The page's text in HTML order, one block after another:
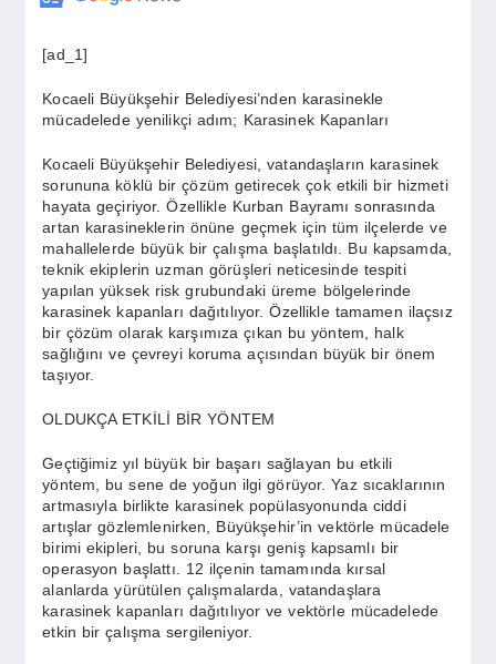
SAĞLIK
SPOR
YAŞAM
[ad_1]
Kocaeli Büyükşehir Belediyesi’nden karasinekle
mücadelede yenilikçi adım; Karasinek Kapanları
Kocaeli Büyükşehir Belediyesi, vatandaşların karasinek
sorununa köklü bir çözüm getirecek çok etkili bir hizmeti
hayata geçiriyor. Özellikle Kurban Bayramı sonrasında
artan karasineklerin önüne geçmek için tüm ilçelerde ve
mahallelerde büyük bir çalışma başlatıldı. Bu kapsamda,
teknik ekiplerin uzman görüşleri neticesinde tespiti
yapılan yüksek risk grubundaki üreme bölgelerinde
karasinek kapanları dağıtılıyor. Özellikle tamamen ilaçsız
bir çözüm olarak karşımıza çıkan bu yöntem, halk
sağlığını ve çevreyi koruma açısından büyük bir önem
taşıyor.
OLDUKÇA ETKİLİ BİR YÖNTEM
Geçtiğimiz yıl büyük bir başarı sağlayan bu etkili
yöntem, bu sene de yoğun ilgi görüyor. Yaz sıcaklarının
artmasıyla birlikte karasinek popülasyonunda ciddi
artışlar gözlemlenirken, Büyükşehir’in vektörle mücadele
birimi ekipleri, bu soruna karşı geniş kapsamlı bir
operasyon başlattı. 12 ilçenin tamamında kırsal
alanlarda yürütülen çalışmalarda, vatandaşlara
karasinek kapanları dağıtılıyor ve vektörle mücadelede
etkin bir çalışma sergileniyor.